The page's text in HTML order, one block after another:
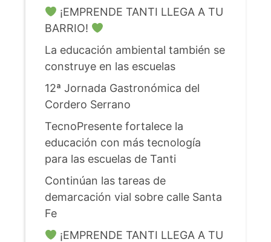
¡EMPRENDE TANTI LLEGA A TU
BARRIO!
La educación ambiental también se
construye en las escuelas
12ª Jornada Gastronómica del
Cordero Serrano
TecnoPresente fortalece la
educación con más tecnología
para las escuelas de Tanti
Continúan las tareas de
demarcación vial sobre calle Santa
Fe
¡EMPRENDE TANTI LLEGA A TU